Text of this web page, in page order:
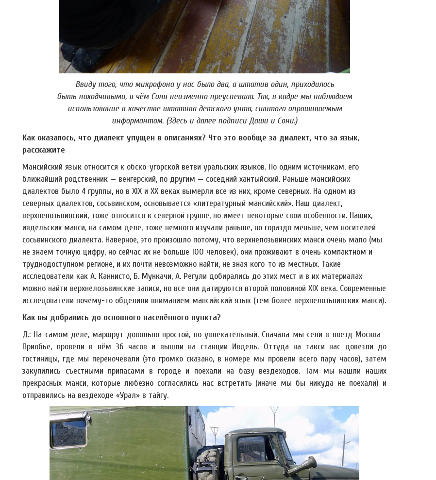
Ввиду того, что микрофона у нас было два, а штатив один, приходилось
быть находчивыми, в чём Соня неизменно преуспевала. Так, в кадре мы наблюдаем
использование в качестве штатива детского унта, сшитого опрашиваемым
информантом. (Здесь и далее подписи Даши и Сони.)
Как оказалось, что диалект упущен в описаниях? Что это вообще за диалект, что за язык,
расскажите
Мансийский язык относится к обско-угорской ветви уральских языков. По одним источникам, его
ближайший родственник — венгерский, по другим — соседний хантыйский. Раньше мансийских
диалектов было 4 группы, но в XIX и XX веках вымерли все из них, кроме северных. На одном из
северных диалектов, сосьвинском, основывается «литературный мансийский». Наш диалект,
верхнелозьвинский, тоже относится к северной группе, но имеет некоторые свои особенности. Наших,
ивдельских манси, на самом деле, тоже немного изучали раньше, но гораздо меньше, чем носителей
сосьвинского диалекта. Наверное, это произошло потому, что верхнелозьвинских манси очень мало (мы
не знаем точную цифру, но сейчас их не больше 100 человек), они проживают в очень компактном и
труднодоступном регионе, и их почти невозможно найти, не зная кого-то из местных. Такие
исследователи как А. Каннисто, Б. Мункачи, А. Регули добирались до этих мест и в их материалах
можно найти верхнелозьвинские записи, но все они датируются второй половиной XIX века. Современные
исследователи почему-то обделили вниманием мансийский язык (тем более верхнелозьвинских манси).
Как вы добрались до основного населённого пункта?
Д.: На самом деле, маршрут довольно простой, но увлекательный. Сначала мы сели в поезд Москва—
Приобье, провели в нём 36 часов и вышли на станции Ивдель. Оттуда на такси нас довезли до
гостиницы, где мы переночевали (это громко сказано, в номере мы провели всего пару часов), затем
закупились съестными припасами в городе и поехали на базу вездеходов. Там мы нашли наших
прекрасных манси, которые любезно согласились нас встретить (иначе мы бы никуда не поехали) и
отправились на вездеходе «Урал» в тайгу.